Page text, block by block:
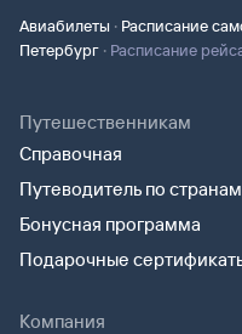
Авиабилеты · Расписание
Петербург · Расписание
Путешественникам
Справочная
Путеводитель по странам
Бонусная программа
Подарочные
Компания